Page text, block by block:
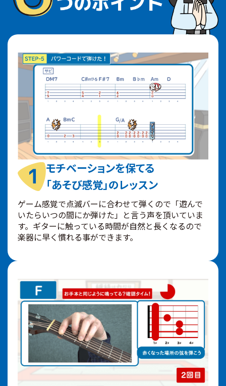
モチベーションを保てる
「あそび感覚」のレッスン
ゲーム感覚で点滅バーに合わせて弾くので「遊んで
いたらいつの間にか弾けた」と言う声を頂いていま
す。ギターに触っている時間が自然と長くなるので
楽器に早く慣れる事ができます。